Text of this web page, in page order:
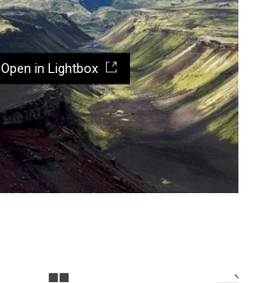
Open in Lightbox